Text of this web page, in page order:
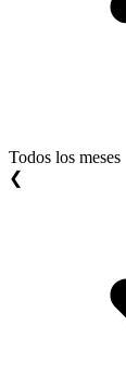
Todos los meses
❮